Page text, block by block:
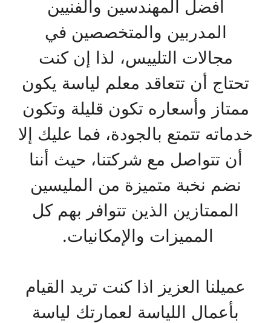
أفضل المهندسين والفنيين
المدربين والمتخصصين في
مجالات التلييس، لذا إن كنت
تحتاج أن تتعاقد معلم لياسة يكون
ممتاز وأسعاره تكون قليلة وتكون
خدماته تتمتع بالجودة، فما عليك إلا
أن تتواصل مع شركتنا، حيث أننا
نضم نخبة متميزة من المليسين
الممتازين الذين تتوافر بهم كل
المميزات والإمكانيات.
عميلنا العزيز اذا كنت تريد القيام
بأعمال اللياسة لعمارتك لياسة